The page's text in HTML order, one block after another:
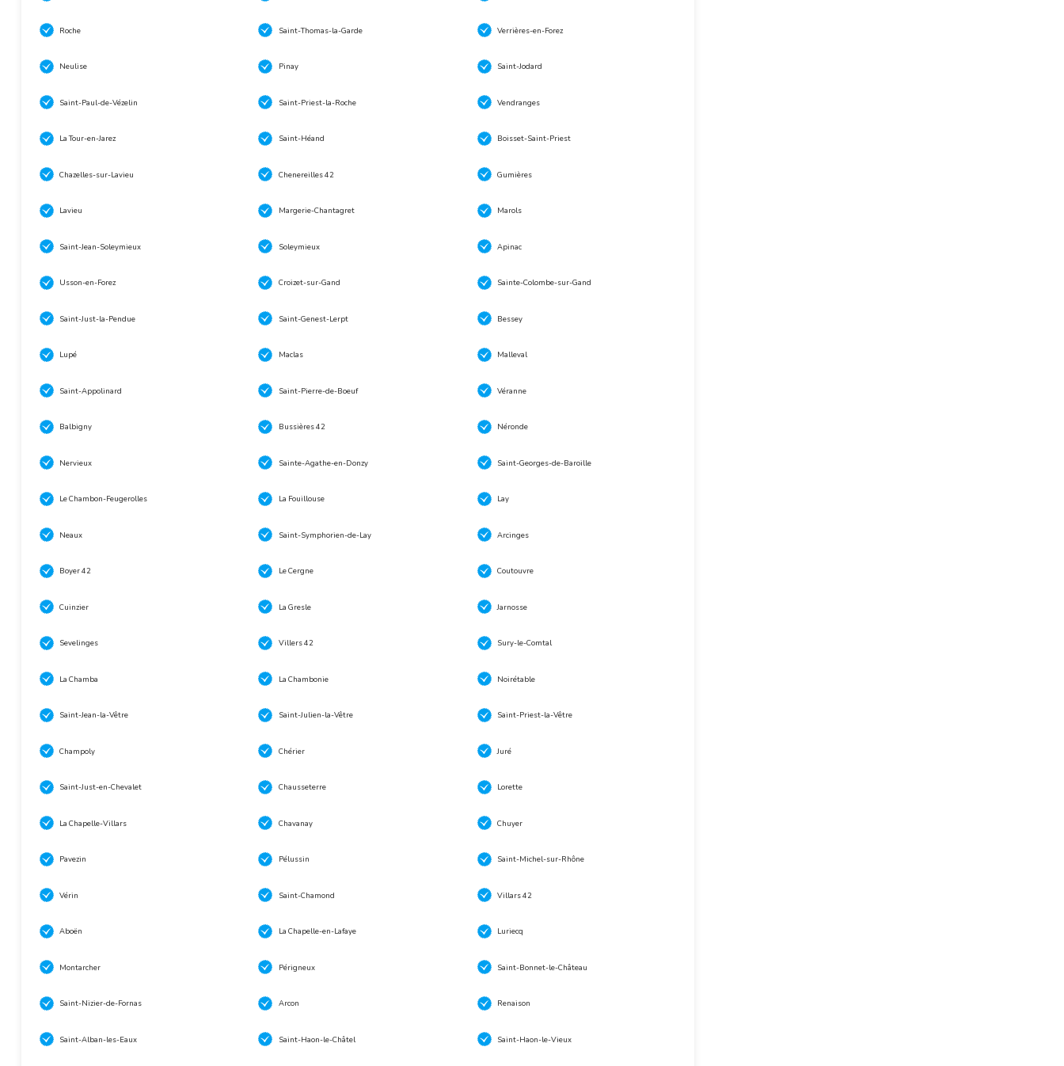
Roche Saint-Thomas-la-Garde Verrières-en-Forez
Neulise Pinay Saint-Jodard
Saint-Paul-de-Vézelin Saint-Priest-la-Roche Vendranges
La Tour-en-Jarez Saint-Héand Boisset-Saint-Priest
Chazelles-sur-Lavieu Chenereilles 42 Gumières
Lavieu Margerie-Chantagret Marols
Saint-Jean-Soleymieux Soleymieux Apinac
Usson-en-Forez Croizet-sur-Gand Sainte-Colombe-sur-Gand
Saint-Just-la-Pendue Saint-Genest-Lerpt Bessey
Lupé Maclas Malleval
Saint-Appolinard Saint-Pierre-de-Boeuf Véranne
Balbigny Bussières 42 Néronde
Nervieux Sainte-Agathe-en-Donzy Saint-Georges-de-Baroille
Le Chambon-Feugerolles La Fouillouse Lay
Neaux Saint-Symphorien-de-Lay Arcinges
Boyer 42 Le Cergne Coutouvre
Cuinzier La Gresle Jarnosse
Sevelinges Villers 42 Sury-le-Comtal
La Chamba La Chambonie Noirétable
Saint-Jean-la-Vêtre Saint-Julien-la-Vêtre Saint-Priest-la-Vêtre
Champoly Chérier Juré
Saint-Just-en-Chevalet Chausseterre Lorette
La Chapelle-Villars Chavanay Chuyer
Pavezin Pélussin Saint-Michel-sur-Rhône
Vérin Saint-Chamond Villars 42
Aboën La Chapelle-en-Lafaye Luriecq
Montarcher Périgneux Saint-Bonnet-le-Château
Saint-Nizier-de-Fornas Arcon Renaison
Saint-Alban-les-Eaux Saint-Haon-le-Châtel Saint-Haon-le-Vieux